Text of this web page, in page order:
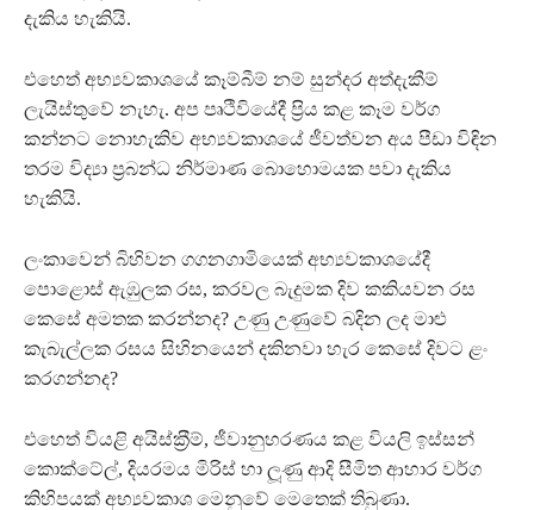
දැකිය හැකියි.
එහෙත් අභ්‍යවකාශයේ කෑම්බීම් නම් සුන්දර අත්දැකීම්
ලැයිස්තුවේ නැහැ. අප පෘථිවියේදී ප‍්‍රිය කළ කෑම වර්ග
කන්නට නොහැකිව අභ්‍යවකාශයේ ජීවත්වන අය පීඩා විඳින
තරම විද්‍යා ප‍්‍රබන්ධ නිර්මාණ බොහොමයක පවා දැකිය
හැකියි.
ලංකාවෙන් බිහිවන ගගනගාමියෙක් අභ්‍යවකාශයේදී
පොළොස් ඇඹුලක රස, කරවල බැදුමක දිව කකියවන රස
කෙසේ අමතක කරන්නද? උණු උණුවේ බදින ලද මාළු
කැබැල්ලක රසය සිහිනයෙන් දකිනවා හැර කෙසේ දිවට ළං
කරගන්නද?
එහෙත් වියළි අයිස්ක‍්‍රීම්, ජීවානුහරණය කළ වියලි ඉස්සන්
කොක්ටේල්, දියරමය මිරිස් හා ලූණු ආදි සීමිත ආහාර වර්ග
කිහිපයක් අභ්‍යවකාශ මෙනුවේ මෙතෙක් තිබුණා.